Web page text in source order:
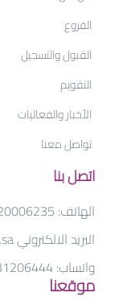
الفروع
القبول والتسجيل
التقويم
الأخبار والفعاليات
تواصل معنا
اتصل بنا
الهاتف:
البريد الالكتروني
واتساب:0531207444 / 0531208444
موقعنا